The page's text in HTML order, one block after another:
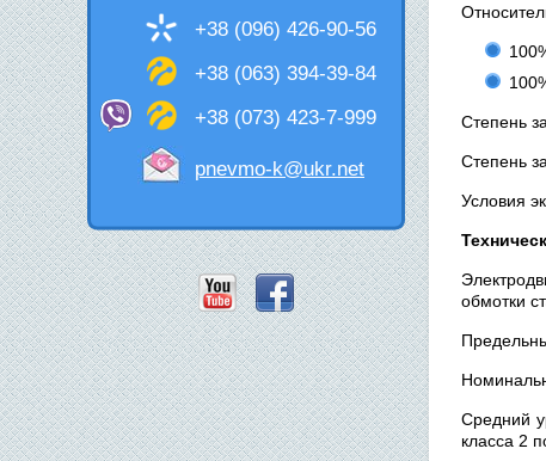
+38 (096) 426-90-56
+38 (063) 394-39-84
+38 (073) 423-7-999
pnevmo-k@ukr.net
Степень
Степень
Условия
обмотки
Средний
класса 2